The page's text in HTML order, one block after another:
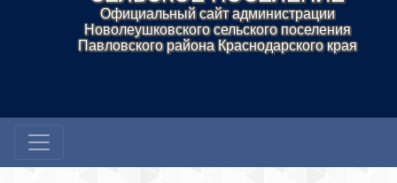
Официальный сайт администрации
Новолеушковского сельского поселения
Павловского района Краснодарского края